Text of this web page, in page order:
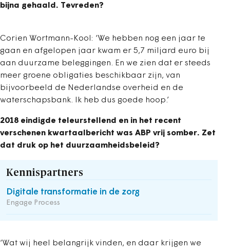
bijna gehaald. Tevreden?
Corien Wortmann-Kool: ‘We hebben nog een jaar te
gaan en afgelopen jaar kwam er 5,7 miljard euro bij
aan duurzame beleggingen. En we zien dat er steeds
meer groene obligaties beschikbaar zijn, van
bijvoorbeeld de Nederlandse overheid en de
waterschapsbank. Ik heb dus goede hoop.’
2018 eindigde teleurstellend en in het recent
verschenen kwartaalbericht was ABP vrij somber. Zet
dat druk op het duurzaamheidsbeleid?
Kennispartners
Digitale transformatie in de zorg
Engage Process
‘Wat wij heel belangrijk vinden, en daar krijgen we